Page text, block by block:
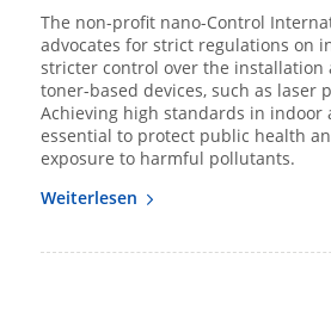
The non-profit nano-Control
advocates for strict regulations on
stricter control over the installation
toner-based devices, such as laser
Achieving high standards in indoor
essential to protect public health
exposure to harmful pollutants.
Weiterlesen